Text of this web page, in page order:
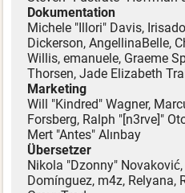
Dokumentation
Michele "Illori" Davis,
Dickerson, AngellinaBelle,
Willis, emanuele, Graeme
Thorsen, Jade Elizabeth
Marketing
Will "Kindred" Wagner,
Forsberg, Ralph "[n3rve]"
Mert "Antes" Alınbay
Übersetzer
Nikola "Dzonny"
Domínguez, m4z, Relyana,